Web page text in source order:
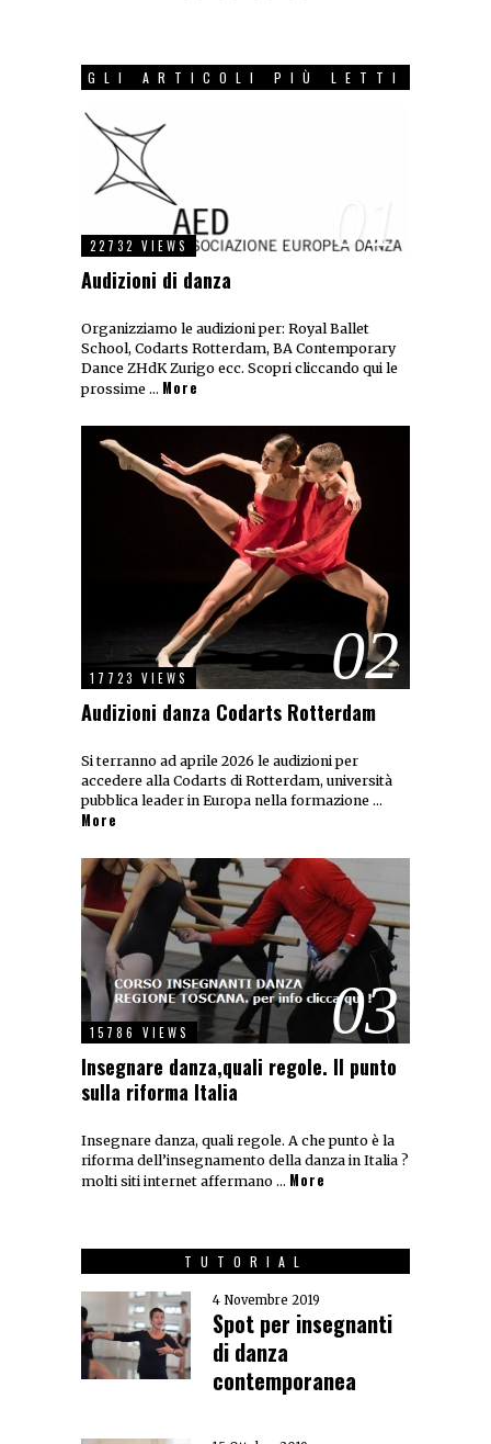
GLI ARTICOLI PIÙ LETTI
01
22732 VIEWS
Audizioni di danza
Organizziamo le audizioni per: Royal Ballet
School, Codarts Rotterdam, BA Contemporary
Dance ZHdK Zurigo ecc. Scopri cliccando qui le
prossime … More
02
17723 VIEWS
Audizioni danza Codarts Rotterdam
Si terranno ad aprile 2026 le audizioni per
accedere alla Codarts di Rotterdam, università
pubblica leader in Europa nella formazione …
More
03
15786 VIEWS
Insegnare danza,quali regole. Il punto
sulla riforma Italia
Insegnare danza, quali regole. A che punto è la
riforma dell’insegnamento della danza in Italia ?
molti siti internet affermano … More
TUTORIAL
4 Novembre 2019
Spot per insegnanti
di danza
contemporanea